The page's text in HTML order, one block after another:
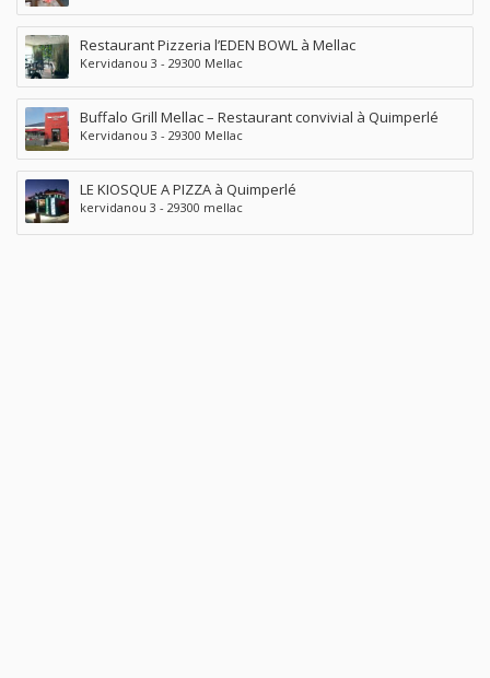
Restaurant Pizzeria l’EDEN BOWL à Mellac
Kervidanou 3 - 29300 Mellac
Buffalo Grill Mellac – Restaurant convivial à Quimperlé
Kervidanou 3 - 29300 Mellac
LE KIOSQUE A PIZZA à Quimperlé
kervidanou 3 - 29300 mellac